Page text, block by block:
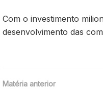
Com o investimento
desenvolvimento das
Matéria anterior